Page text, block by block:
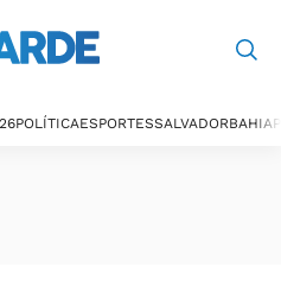
POLÍTICAESPORTESSALVADORBAHIA